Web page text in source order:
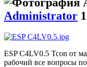
Administrator
ESP C4LV0.5 Tcon от
рабочий все вопросы